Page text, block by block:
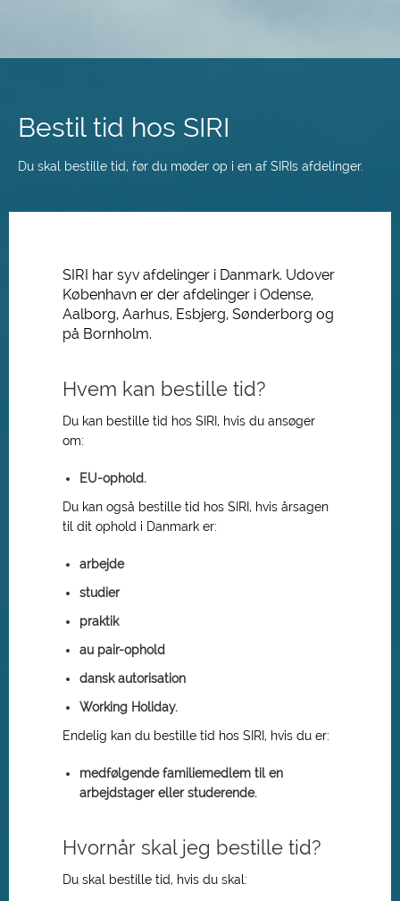
Bestil tid hos SIRI
Du skal bestille tid, før du møder op i en af SIRIs afdelinger.
SIRI har syv afdelinger i Danmark. Udover
København er der afdelinger i Odense,
Aalborg, Aarhus, Esbjerg, Sønderborg og
på Bornholm.
Hvem kan bestille tid?
Du kan bestille tid hos SIRI, hvis du ansøger
om:
EU-ophold.
Du kan også bestille tid hos SIRI, hvis årsagen
til dit ophold i Danmark er:
arbejde
studier
praktik
au pair-ophold
dansk autorisation
Working Holiday.
Endelig kan du bestille tid hos SIRI, hvis du er:
medfølgende familiemedlem til en
arbejdstager eller studerende.
Hvornår skal jeg bestille tid?
Du skal bestille tid, hvis du skal: